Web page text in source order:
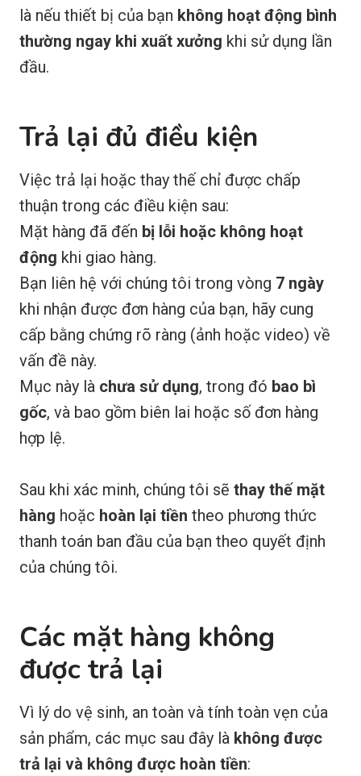
là nếu thiết bị của bạn không hoạt động bình
thường ngay khi xuất xưởng khi sử dụng lần
đầu.
Trả lại đủ điều kiện
Việc trả lại hoặc thay thế chỉ được chấp
thuận trong các điều kiện sau:
Mặt hàng đã đến bị lỗi hoặc không hoạt
động khi giao hàng.
Bạn liên hệ với chúng tôi trong vòng 7 ngày
khi nhận được đơn hàng của bạn, hãy cung
cấp bằng chứng rõ ràng (ảnh hoặc video) về
vấn đề này.
Mục này là chưa sử dụng, trong đó bao bì
gốc, và bao gồm biên lai hoặc số đơn hàng
hợp lệ.
Sau khi xác minh, chúng tôi sẽ thay thế mặt
hàng hoặc hoàn lại tiền theo phương thức
thanh toán ban đầu của bạn theo quyết định
của chúng tôi.
Các mặt hàng không
được trả lại
Vì lý do vệ sinh, an toàn và tính toàn vẹn của
sản phẩm, các mục sau đây là không được
trả lại và không được hoàn tiền: